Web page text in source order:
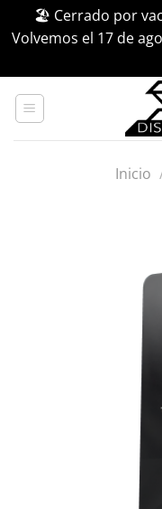
🏖️ Cerrado por
Volvemos el 17 de
Inicio